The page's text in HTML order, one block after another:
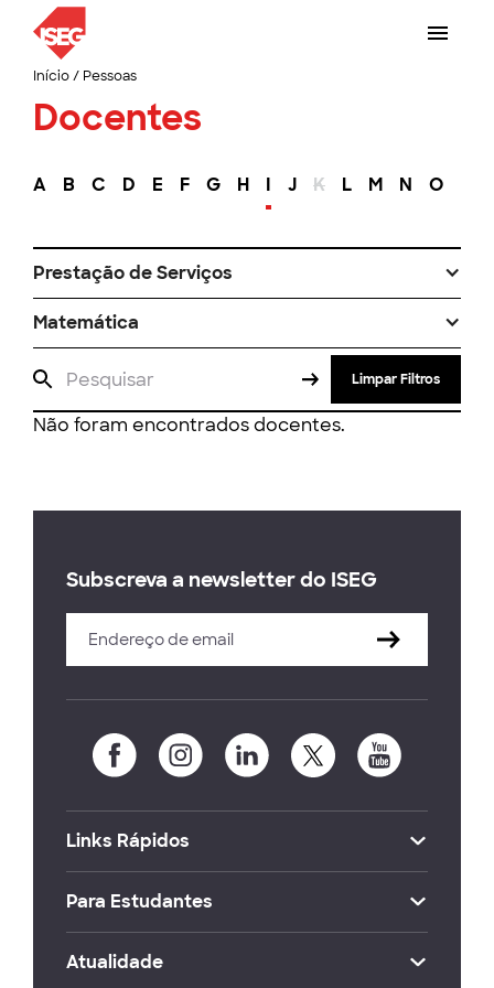
Início/ Pessoas
Docentes
A B C D E F G H I J K L M N O
Prestação de Serviços
Matemática
Limpar Filtros
Não foram encontrados docentes.
Subscreva a newsletter do ISEG
Links Rápidos
Para Estudantes
Atualidade